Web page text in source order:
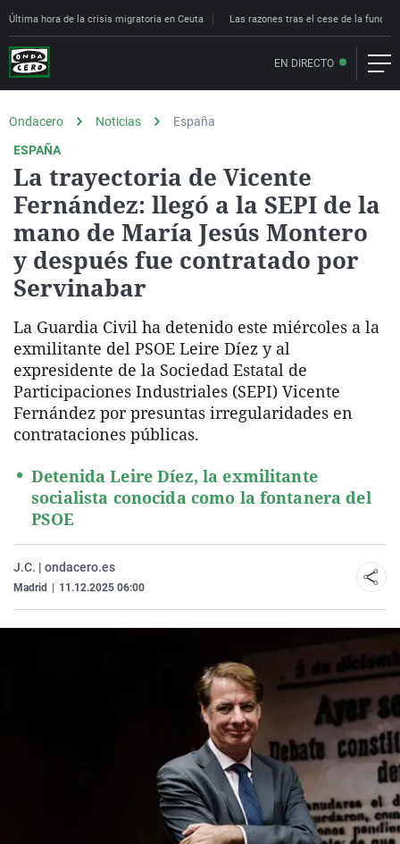
Última hora de la crisis migratoria en Ceuta Las razones tras el cese de la
EN DIRECTO
Ondacero Noticias
España
ESPAÑA
La trayectoria de Vicente
Fernández: llegó a la SEPI de la
mano de María Jesús Montero
y después fue contratado por
Servinabar
La Guardia Civil ha detenido este miércoles a la
exmilitante del PSOE Leire Díez y al
expresidente de la Sociedad Estatal de
Participaciones Industriales (SEPI) Vicente
Fernández por presuntas irregularidades en
contrataciones públicas.
Detenida Leire Díez, la exmilitante
socialista conocida como la fontanera del
PSOE
J.C. | ondacero.es
Madrid 11.12.2025 06:00